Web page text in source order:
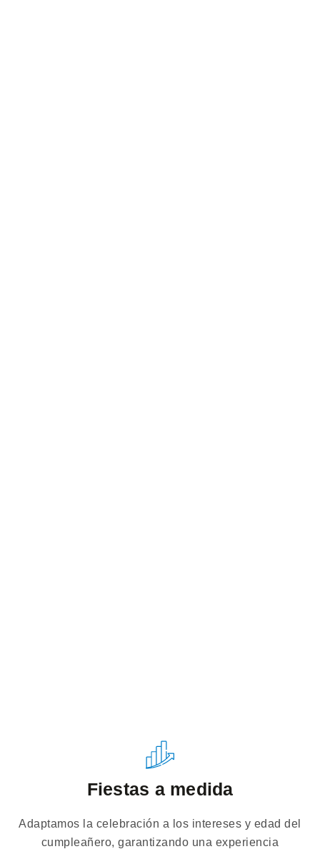
Fiestas a medida
Adaptamos la celebración a los intereses y edad del
cumpleañero, garantizando una experiencia